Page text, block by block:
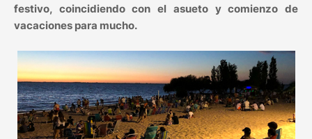
festivo, coincidiendo con el asueto y comienzo de
vacaciones para mucho.